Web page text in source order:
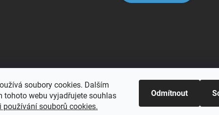
soubory cookies. Dalším
tohoto webu vyjadřujete souhlas
používání souborů cookies.
Odmítnout